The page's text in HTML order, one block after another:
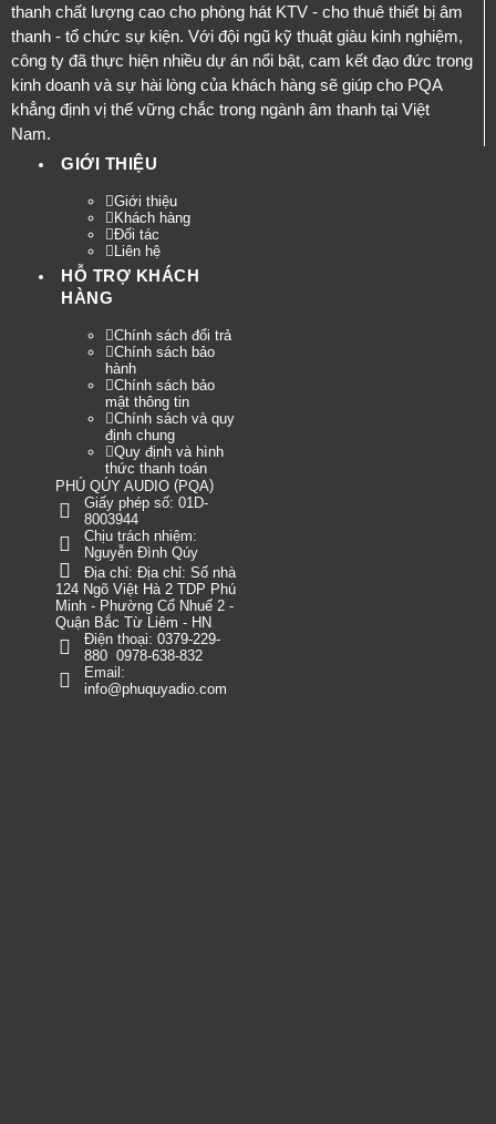
thanh chất lượng cao cho phòng hát KTV - cho thuê thiết bị âm
thanh - tổ chức sự kiện. Với đội ngũ kỹ thuật giàu kinh nghiệm,
công ty đã thực hiện nhiều dự án nổi bật, cam kết đạo đức trong
kinh doanh và sự hài lòng của khách hàng sẽ giúp cho PQA
khẳng định vị thế vững chắc trong ngành âm thanh tại Việt
Nam.
GIỚI THIỆU
Giới thiệu
Khách hàng
Đối tác
Liên hệ
HỖ TRỢ KHÁCH
HÀNG
Chính sách đổi trả
Chính sách bảo
hành
Chính sách bảo
mật thông tin
Chính sách và quy
định chung
Quy định và hình
thức thanh toán
PHÚ QÚY AUDIO (PQA)
Giấy phép số: 01D-
8003944
Chịu trách nhiệm:
Nguyễn Đình Qúy
Địa chỉ: Địa chỉ: Số nhà
124 Ngõ Việt Hà 2 TDP Phú
Minh - Phường Cổ Nhuế 2 -
Quận Bắc Từ Liêm - HN
Điện thoại: 0379-229-
880 0978-638-832
Email:
info@phuquyadio.com